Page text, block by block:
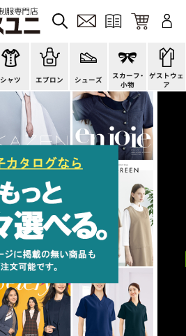
シャツ エプロン シューズ
スカーフ・
小物
ゲストウェ
ア